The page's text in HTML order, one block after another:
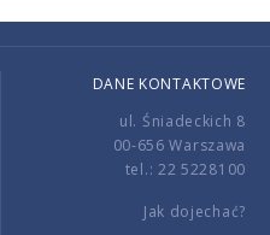
DANE KONTAKTOWE
ul. Śniadeckich 8
00-656 Warszawa
tel.: 22 5228100
Jak dojechać?